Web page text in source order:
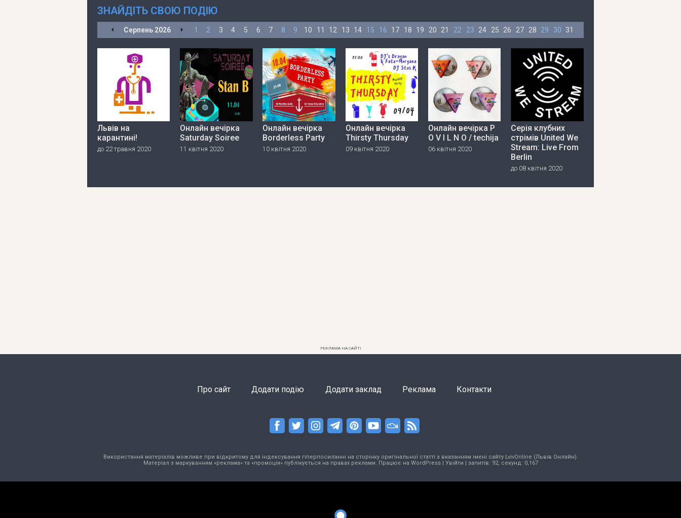
ЗНАЙДІТЬ СВОЮ ПОДІЮ
Серпень 2026 1 2 3 4 5 6 7 8 9 10 11 12 13 14 15 16 17 18 19 20 21 22 23 24 25 26 27 28 29 30 31
Львів на
карантині!
до 22 травня 2020
Онлайн вечірка
Saturday Soiree
11 квітня 2020
Онлайн вечірка
Borderless Party
10 квітня 2020
Онлайн вечірка
Thirsty Thursday
09 квітня 2020
Онлайн вечірка P
O V I L N O / techija
06 квітня 2020
Серія клубних
стрімів United We
Stream: Live From
Berlin
до 08 квітня 2020
РЕКЛАМА НА САЙТІ
Про сайт Додати подію Додати заклад Реклама Контакти
Використання матеріалів можливе при відкритому для індексування гіперпосиланні на сторінку оригінальної статті з вказанням імені сайту LvivOnline (Львів Онлайн).
Матеріал з маркуванням «реклама» та «промоція» публікується на правах реклами. Працює на WordPress| Увійти | запитів: 92, секунд: 0,167